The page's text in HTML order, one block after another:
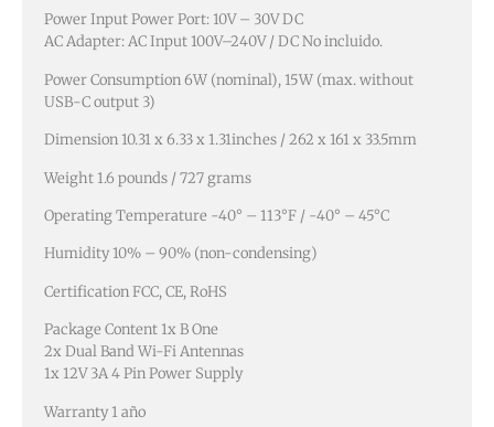
Power Input Power Port: 10V – 30V DC
AC Adapter: AC Input 100V–240V / DC No incluido.
Power Consumption 6W (nominal), 15W (max. without
USB-C output 3)
Dimension 10.31 x 6.33 x 1.31inches / 262 x 161 x 33.5mm
Weight 1.6 pounds / 727 grams
Operating Temperature -40° – 113°F / -40° – 45°C
Humidity 10% – 90% (non-condensing)
Certification FCC, CE, RoHS
Package Content 1x B One
2x Dual Band Wi-Fi Antennas
1x 12V 3A 4 Pin Power Supply
Warranty 1 año